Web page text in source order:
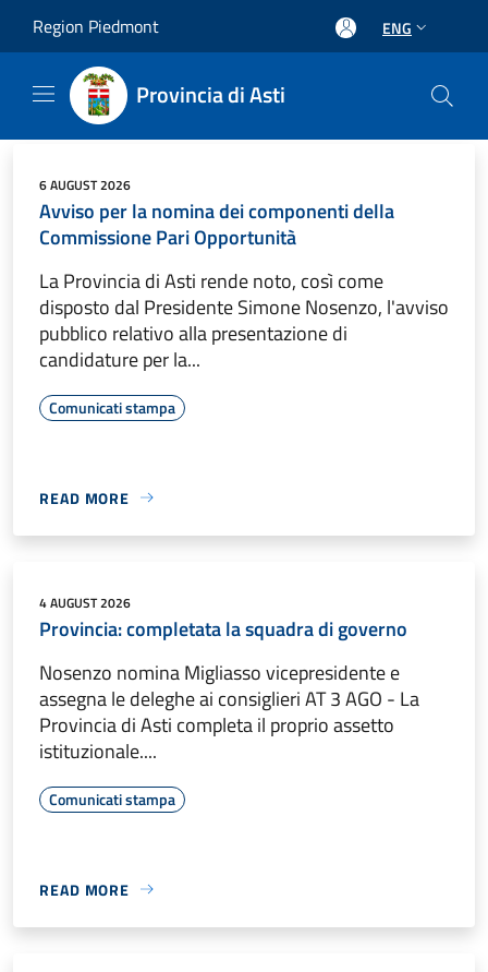
Region Piedmont ENG
Provincia di Asti
6 AUGUST 2026
Avviso per la nomina dei componenti della
Commissione Pari Opportunità
La Provincia di Asti rende noto, così come
disposto dal Presidente Simone Nosenzo, l'avviso
pubblico relativo alla presentazione di
candidature per la...
Comunicati stampa
READ MORE
4 AUGUST 2026
Provincia: completata la squadra di governo
Nosenzo nomina Migliasso vicepresidente e
assegna le deleghe ai consiglieri AT 3 AGO - La
Provincia di Asti completa il proprio assetto
istituzionale....
Comunicati stampa
READ MORE